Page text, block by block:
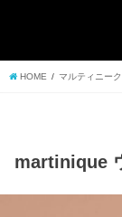
HOME マルティニーク
martinique